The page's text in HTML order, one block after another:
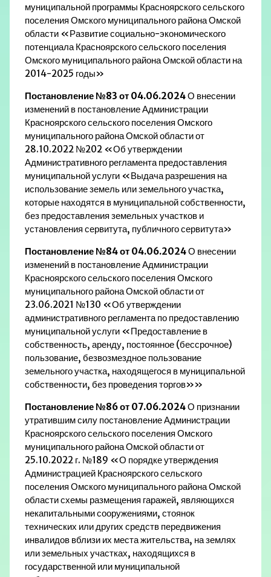
муниципальной программы Красноярского сельского
поселения Омского муниципального района Омской
области «Развитие социально-экономического
потенциала Красноярского сельского поселения
Омского муниципального района Омской области на
2014-2025 годы»
Постановление №83 от 04.06.2024О внесении
изменений в постановление Администрации
Красноярского сельского поселения Омского
муниципального района Омской области от
28.10.2022 №202 «Об утверждении
Административного регламента предоставления
муниципальной услуги «Выдача разрешения на
использование земель или земельного участка,
которые находятся в муниципальной собственности,
без предоставления земельных участков и
установления сервитута, публичного сервитута»
Постановление №84 от 04.06.2024О внесении
изменений в постановление Администрации
Красноярского сельского поселения Омского
муниципального района Омской области от
23.06.2021 №130 «Об утверждении
административного регламента по предоставлению
муниципальной услуги «Предоставление в
собственность, аренду, постоянное (бессрочное)
пользование, безвозмездное пользование
земельного участка, находящегося в муниципальной
собственности, без проведения торгов»»
Постановление №86 от 07.06.2024О признании
утратившим силу постановление Администрации
Красноярского сельского поселения Омского
муниципального района Омской области от
25.10.2022 г. №189 «О порядке утверждения
Администрацией Красноярского сельского
поселения Омского муниципального района Омской
области схемы размещения гаражей, являющихся
некапитальными сооружениями, стоянок
технических или других средств передвижения
инвалидов вблизи их места жительства, на землях
или земельных участках, находящихся в
государственной или муниципальной